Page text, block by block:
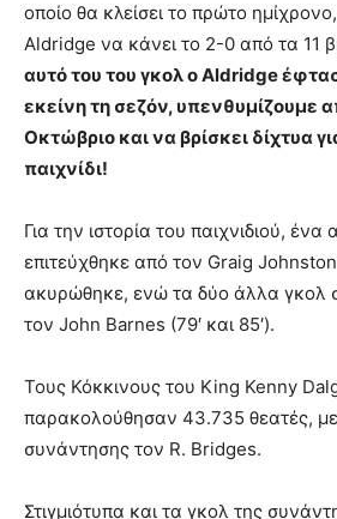
οποίο θα κλείσει το πρώτο
Aldridge να κάνει το 2-0 από τα 11
αυτό του του γκολ ο Aldridge
εκείνη τη σεζόν, υπενθυμίζουμε
Οκτώβριο και να βρίσκει δίχτυα
παιχνίδι!
Για την ιστορία του παιχνιδιού,
επιτεύχθηκε από τον Graig
ακυρώθηκε, ενώ τα δύο άλλα γκολ
τον John Barnes (79′ και 85′).
Τους Κόκκινους του King Kenny
παρακολούθησαν 43.735 θεατές, με
συνάντησης τον R. Bridges.
Στιγμιότυπα και τα γκολ της